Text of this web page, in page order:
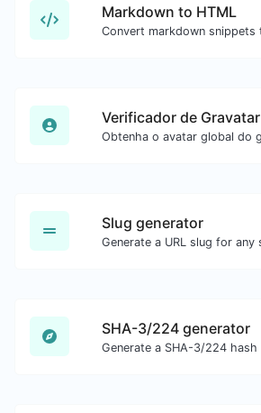
Markdown to HTML
Verificador de Gravatar
Slug generator
SHA-3/224 generator